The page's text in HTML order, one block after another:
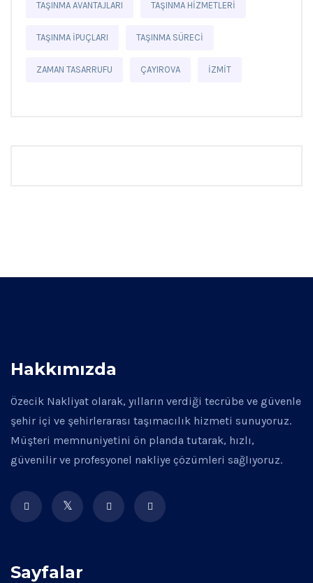
TAŞINMA AVANTAJLARI TAŞINMA HIZMETLERI
TAŞINMA IPUÇLARI TAŞINMA SÜRECI
ZAMAN TASARRUFU ÇAYIROVA İZMIT
Hakkımızda
Özecik Nakliyat olarak, yılların verdiği tecrübe ve güvenle
şehir içi ve şehirlerarası taşımacılık hizmeti sunuyoruz.
Müşteri memnuniyetini ön planda tutarak, hızlı,
güvenilir ve profesyonel nakliye çözümleri sağlıyoruz.
Sayfalar